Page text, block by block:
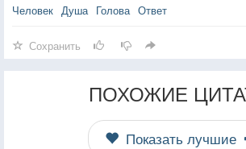
Человек Душа Голова Ответ
Сохранить
ПОХОЖИЕ
Показать лучшие